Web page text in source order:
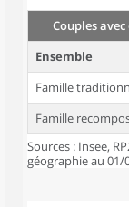
Couples
Ensemble
Famille
Famille
Sources : Insee,
géographie au 01/